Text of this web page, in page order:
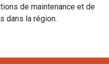
de maintenance et de
dans la région.